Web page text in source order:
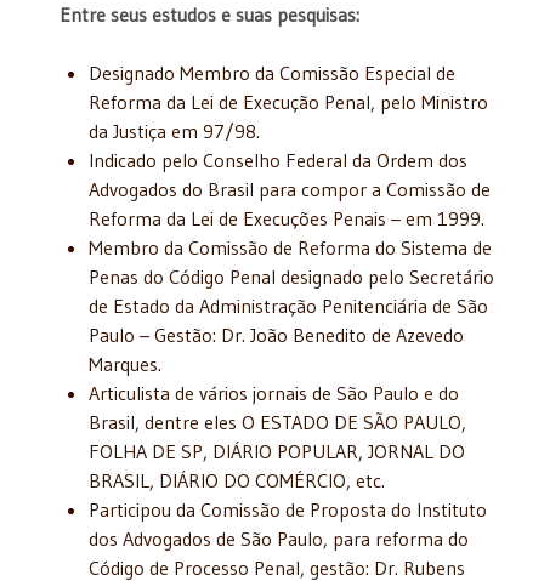
Entre seus estudos e suas pesquisas:
Designado Membro da Comissão Especial de
Reforma da Lei de Execução Penal, pelo Ministro
da Justiça em 97/98.
Indicado pelo Conselho Federal da Ordem dos
Advogados do Brasil para compor a Comissão de
Reforma da Lei de Execuções Penais – em 1999.
Membro da Comissão de Reforma do Sistema de
Penas do Código Penal designado pelo Secretário
de Estado da Administração Penitenciária de São
Paulo – Gestão: Dr. João Benedito de Azevedo
Marques.
Articulista de vários jornais de São Paulo e do
Brasil, dentre eles O ESTADO DE SÃO PAULO,
FOLHA DE SP, DIÁRIO POPULAR, JORNAL DO
BRASIL, DIÁRIO DO COMÉRCIO, etc.
Participou da Comissão de Proposta do Instituto
dos Advogados de São Paulo, para reforma do
Código de Processo Penal, gestão: Dr. Rubens